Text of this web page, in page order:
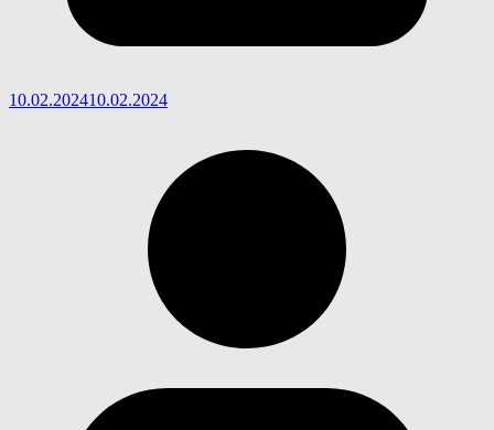
10.02.202410.02.2024